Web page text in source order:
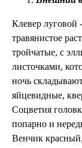
Клевер луговой
травянистое
тройчатые, с
листочками,
ночь
яйцевидные,
Соцветия
попарно и
Венчик